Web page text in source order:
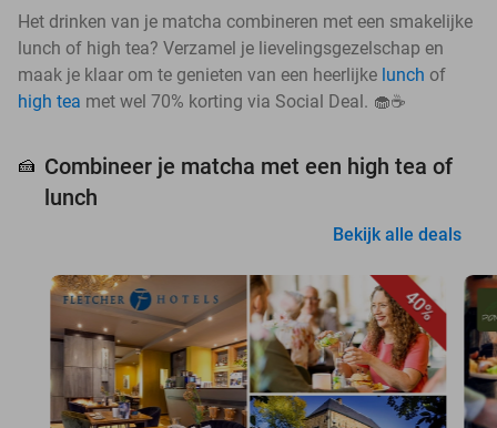
Het drinken van je matcha combineren met een smakelijke
lunch of high tea? Verzamel je lievelingsgezelschap en
maak je klaar om te genieten van een heerlijke lunch of
high tea met wel 70% korting via Social Deal. 🧁☕
🍰 Combineer je matcha met een high tea of
lunch
Bekijk alle deals
40%